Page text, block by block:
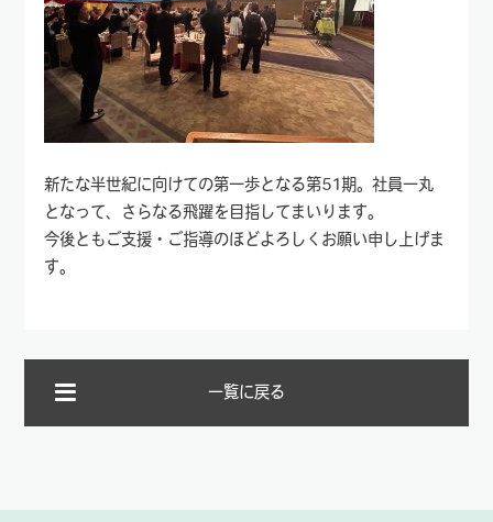
新たな半世紀に向けての第一歩となる第51期。社員一丸
となって、さらなる飛躍を目指してまいります。
今後ともご支援・ご指導のほどよろしくお願い申し上げま
す。
一覧に戻る